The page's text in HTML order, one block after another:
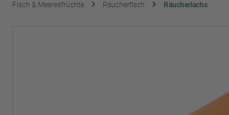
Fisch & Meeresfrüchte Räucherfisch Räucherlachs